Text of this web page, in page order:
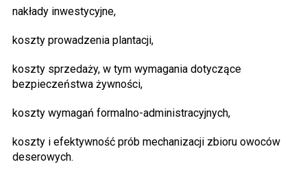
nakłady inwestycyjne,
koszty prowadzenia plantacji,
koszty sprzedaży, w tym wymagania dotyczące
bezpieczeństwa żywności,
koszty wymagań formalno-administracyjnych,
koszty i efektywność prób mechanizacji zbioru owoców
deserowych.